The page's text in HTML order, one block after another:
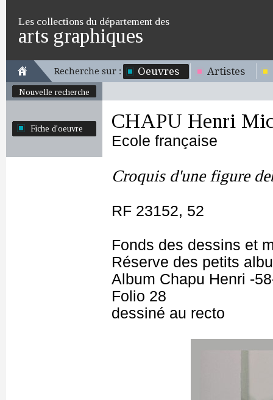
Les collections du département des
arts graphiques
Recherche sur : Oeuvres Artistes
Nouvelle recherche
Fiche d'oeuvre CHAPU Henri
Ecole française
Croquis d'une figure
RF 23152, 52
Fonds des dessins et
Réserve des petits
Album Chapu Henri -
Folio 28
dessiné au recto